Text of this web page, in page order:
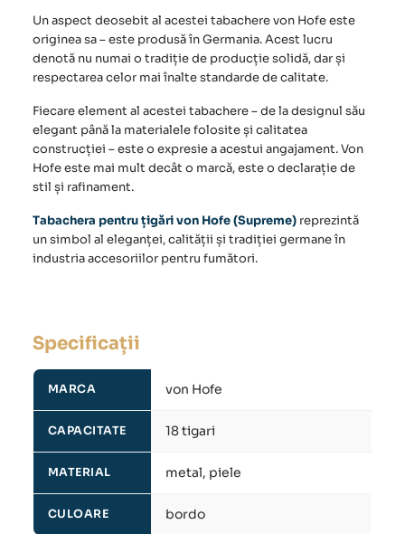
Un aspect deosebit al acestei tabachere von Hofe este
originea sa – este produsă în Germania. Acest lucru
denotă nu numai o tradiție de producție solidă, dar și
respectarea celor mai înalte standarde de calitate.
Fiecare element al acestei tabachere – de la designul său
elegant până la materialele folosite și calitatea
construcției – este o expresie a acestui angajament. Von
Hofe este mai mult decât o marcă, este o declarație de
stil și rafinament.
Tabachera pentru țigări von Hofe (Supreme) reprezintă
un simbol al eleganței, calității și tradiției germane în
industria accesoriilor pentru fumători.
Specificații
MARCA von Hofe
CAPACITATE 18 tigari
MATERIAL metal, piele
CULOARE bordo